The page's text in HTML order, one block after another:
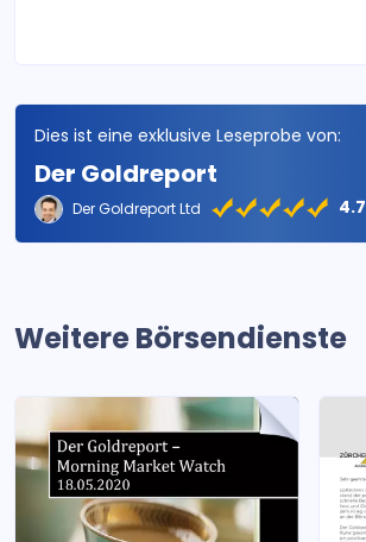
Dies ist eine exklusive Leseprobe von:
Der Goldreport
Der Goldreport Ltd 4.7
Weitere Börsendienste